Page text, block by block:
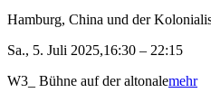
Hamburg, China und der
Sa., 5. Juli 2025,16:30 – 22:15
W3_ Bühne auf der altonalemehr